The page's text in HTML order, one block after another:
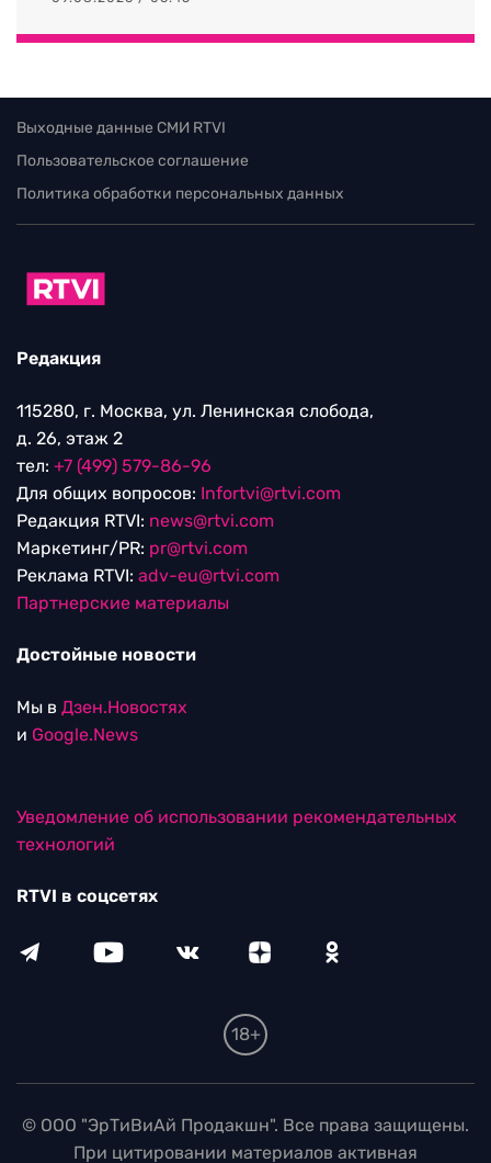
Выходные данные СМИ RTVI
Пользовательское соглашение
Политика обработки персональных данных
Редакция
115280, г. Москва, ул. Ленинская слобода,
д. 26, этаж 2
тел: +7 (499) 579-86-96
Для общих вопросов: Infortvi@rtvi.com
Редакция RTVI: news@rtvi.com
Маркетинг/PR: pr@rtvi.com
Реклама RTVI: adv-eu@rtvi.com
Партнерские материалы
Достойные новости
Мы в Дзен.Новостях
и Google.News
Уведомление об использовании рекомендательных
технологий
RTVI в соцсетях
18+
© ООО "ЭрТиВиАй Продакшн". Все права защищены.
При цитировании материалов активная